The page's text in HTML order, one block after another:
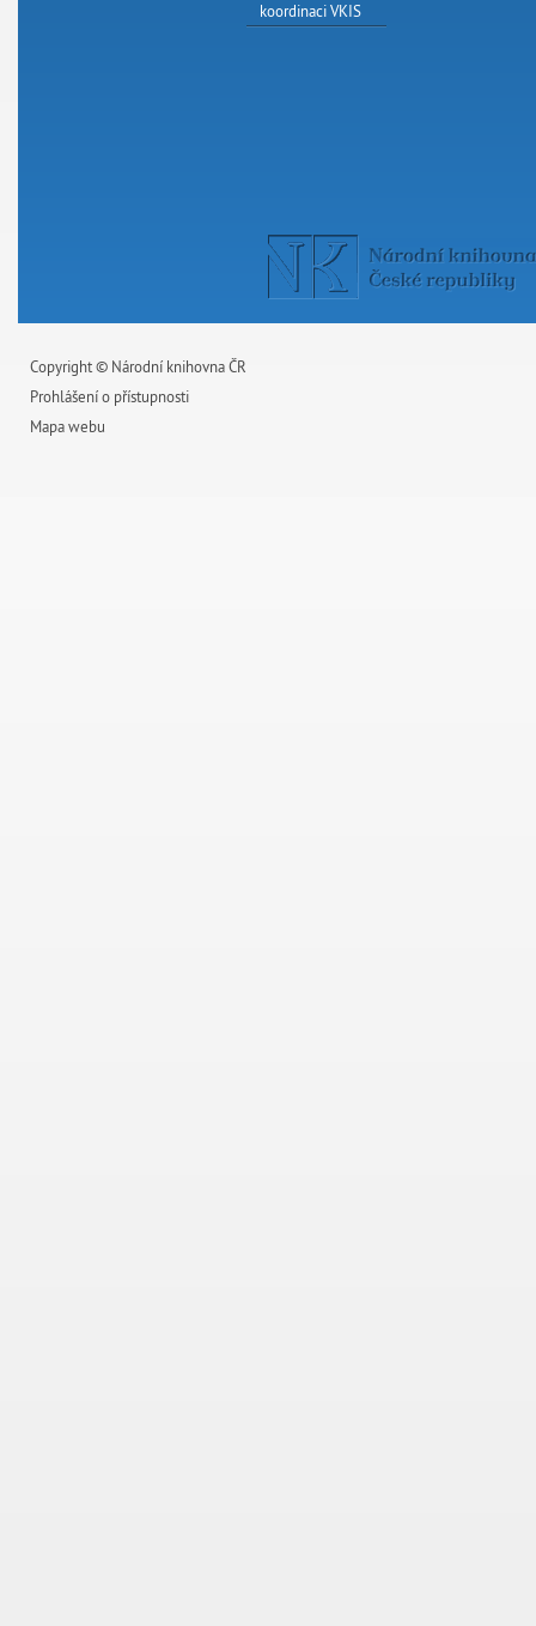
koordinaci VKIS
Copyright © Národní knihovna ČR
Prohlášení o přístupnosti
Mapa webu